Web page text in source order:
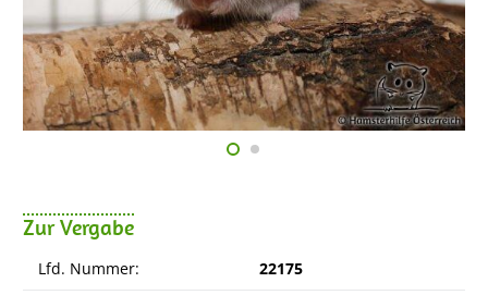
Zur Vergabe
Lfd. Nummer: 22175